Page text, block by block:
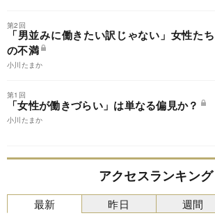
第2回
「男並みに働きたい訳じゃない」女性たち
の不満
小川たまか
第1回
「女性が働きづらい」は単なる偏見か？
小川たまか
アクセスランキング
最新 昨日 週間